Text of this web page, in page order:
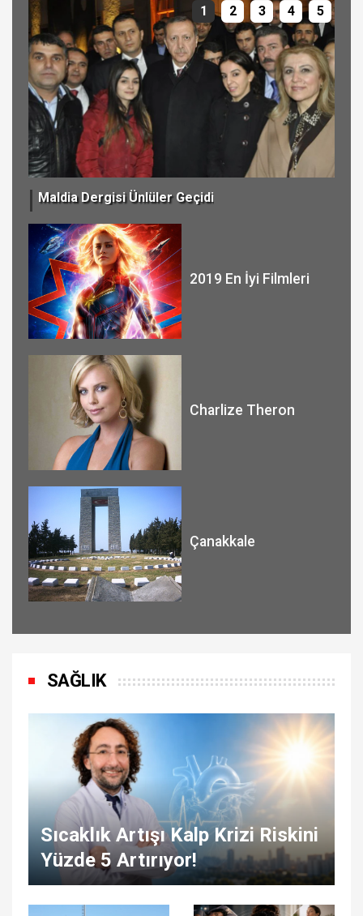
Maldia Dergisi Ünlüler Geçidi
1 2 3 4 5
2019 En İyi Filmleri
Charlize Theron
Çanakkale
SAĞLIK
Sıcaklık Artışı Kalp Krizi Riskini
Yüzde 5 Artırıyor!